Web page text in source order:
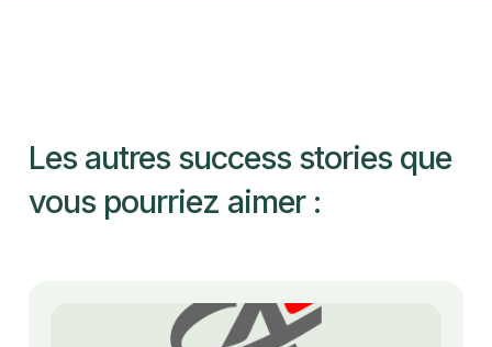
Les autres success stories que
vous pourriez aimer :